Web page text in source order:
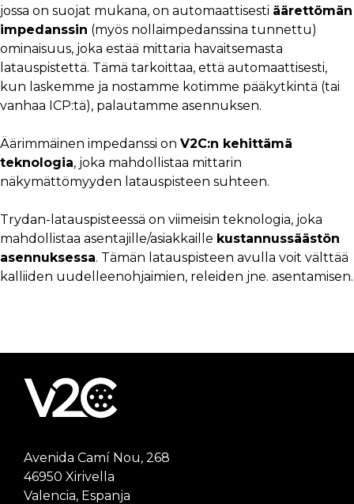
jossa on suojat mukana, on automaattisesti äärettömän
impedanssin (myös nollaimpedanssina tunnettu)
ominaisuus, joka estää mittaria havaitsemasta
latauspistettä. Tämä tarkoittaa, että automaattisesti,
kun laskemme ja nostamme kotimme pääkytkintä (tai
vanhaa ICP:tä), palautamme asennuksen.
Äärimmäinen impedanssi on V2C:n kehittämä
teknologia, joka mahdollistaa mittarin
näkymättömyyden latauspisteen suhteen.
Trydan-latauspisteessä on viimeisin teknologia, joka
mahdollistaa asentajille/asiakkaille kustannussäästön
asennuksessa. Tämän latauspisteen avulla voit välttää
kalliiden uudelleenohjaimien, releiden jne. asentamisen.
Avenida Camí Nou, 268
46950 Xirivella
Valencia, Espanja